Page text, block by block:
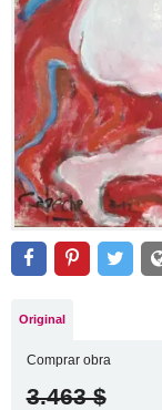
Original
Comprar obra
3.463 $